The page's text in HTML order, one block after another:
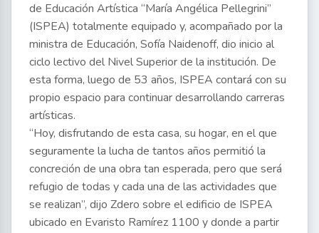
de Educación Artística “María Angélica Pellegrini”
(ISPEA) totalmente equipado y, acompañado por la
ministra de Educación, Sofía Naidenoff, dio inicio al
ciclo lectivo del Nivel Superior de la institución. De
esta forma, luego de 53 años, ISPEA contará con su
propio espacio para continuar desarrollando carreras
artísticas.
“Hoy, disfrutando de esta casa, su hogar, en el que
seguramente la lucha de tantos años permitió la
concreción de una obra tan esperada, pero que será
refugio de todas y cada una de las actividades que
se realizan”, dijo Zdero sobre el edificio de ISPEA
ubicado en Evaristo Ramírez 1100 y donde a partir